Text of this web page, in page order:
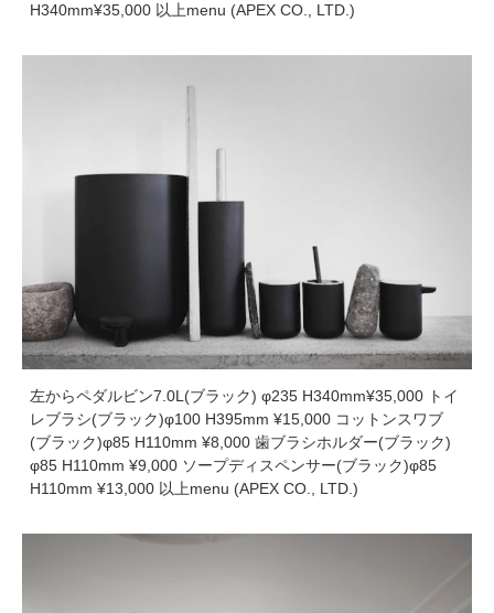
H340mm¥35,000 以上menu (APEX CO., LTD.)
左からペダルビン7.0L(ブラック) φ235 H340mm¥35,000 トイ
レブラシ(ブラック)φ100 H395mm ¥15,000 コットンスワブ
(ブラック)φ85 H110mm ¥8,000 歯ブラシホルダー(ブラック)
φ85 H110mm ¥9,000 ソープディスペンサー(ブラック)φ85
H110mm ¥13,000 以上menu (APEX CO., LTD.)